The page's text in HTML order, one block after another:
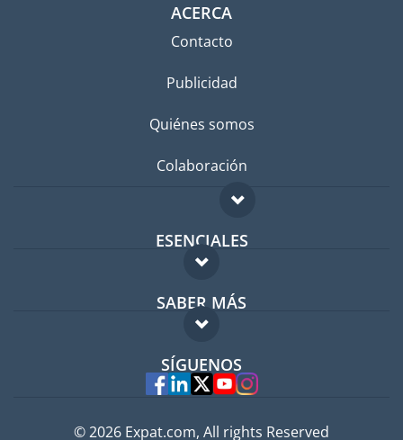
ACERCA
Contacto
Publicidad
Quiénes somos
Colaboración
ESENCIALES
Foro para expatriados
Guía para expatriados
Trabajos en el extranjero
SABER MÁS
FAQ
Expertos
SÍGUENOS
© 2026 Expat.com, All rights Reserved